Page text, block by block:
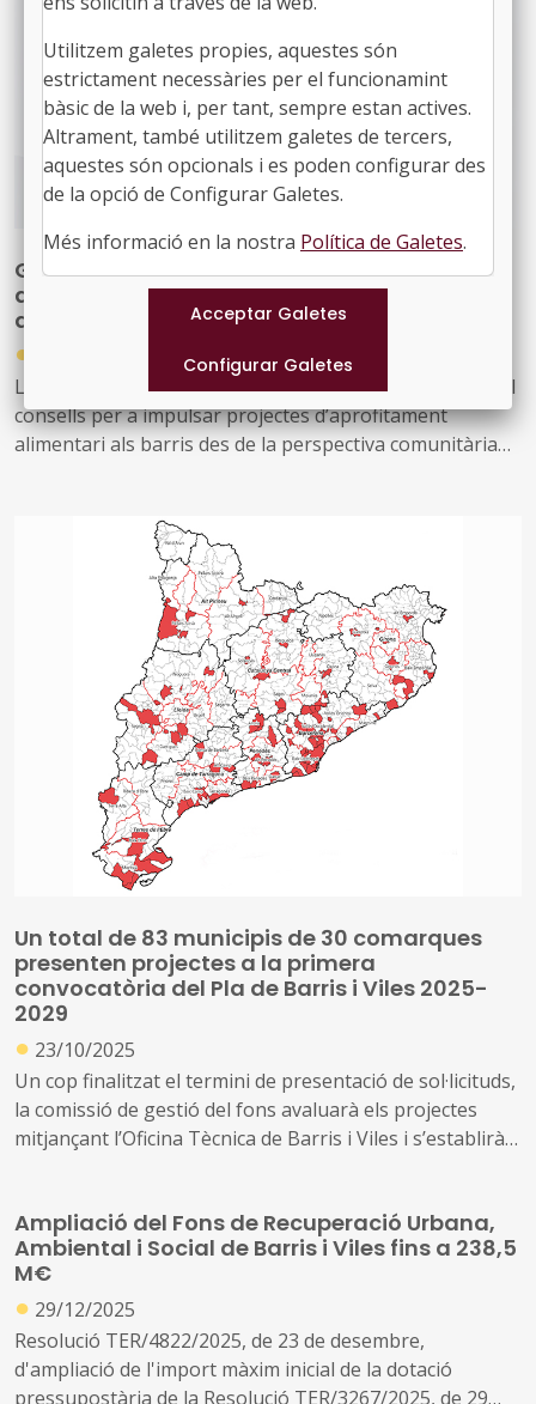
alcalde de Rialp, Gerard Sabarich; i el comissionat per a
Ambiental i Social dels Barris i les Viles, Carles Martí, que
va presentar la convocatòria 2026 de subvencions
Guia per crear una xarxa d'aprofitament
alimentari comunitària: fem-la créixer des
dels barris
●
La guia, elaborada per l’Ajuntament de Barcelona, recull
consells per a impulsar projectes d’aprofitament
alimentari als barris des de la perspectiva comunitària
de seguretat alimentària
Un total de 83 municipis de 30 comarques
presenten projectes a la primera
convocatòria del Pla de Barris i Viles 2025-
2029
● 23/10/2025
Un cop finalitzat el termini de presentació de sol·licituds,
la comissió de gestió del fons avaluarà els projectes
mitjançant l’Oficina Tècnica de Barris i Viles i s’establirà
Ampliació del Fons de Recuperació Urbana,
Ambiental i Social de Barris i Viles fins a 238,5
M€
● 29/12/2025
Resolució TER/4822/2025, de 23 de desembre,
d'ampliació de l'import màxim inicial de la dotació
pressupostària de la Resolució TER/3267/2025, de 29
Utilitzem galetes propies, aquestes són
estrictament necessàries per el funcionamint
bàsic de la web i, per tant, sempre estan actives.
Altrament, també utilitzem galetes de tercers,
aquestes són opcionals i es poden configurar des
de la opció de Configurar Galetes.
Més informació en la nostra Política de Galetes.